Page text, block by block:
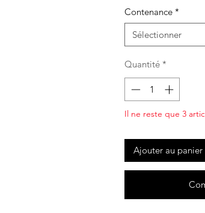
Contenance *
Sélectionner
Quantité *
Il ne reste que 3
Ajouter au panier